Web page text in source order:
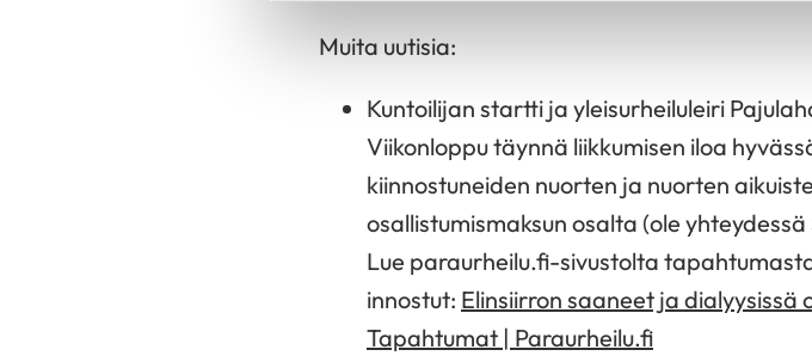
Muita uutisia:
Kuntoilijan startti ja yleisurheiluleiri
Viikonloppu täynnä liikkumisen iloa
kiinnostuneiden nuorten ja nuorten
osallistumismaksun osalta (ole
Lue paraurheilu.fi-sivustolta
innostut: Elinsiirron saaneet ja dialyysissä
Tapahtumat | Paraurheilu.fi